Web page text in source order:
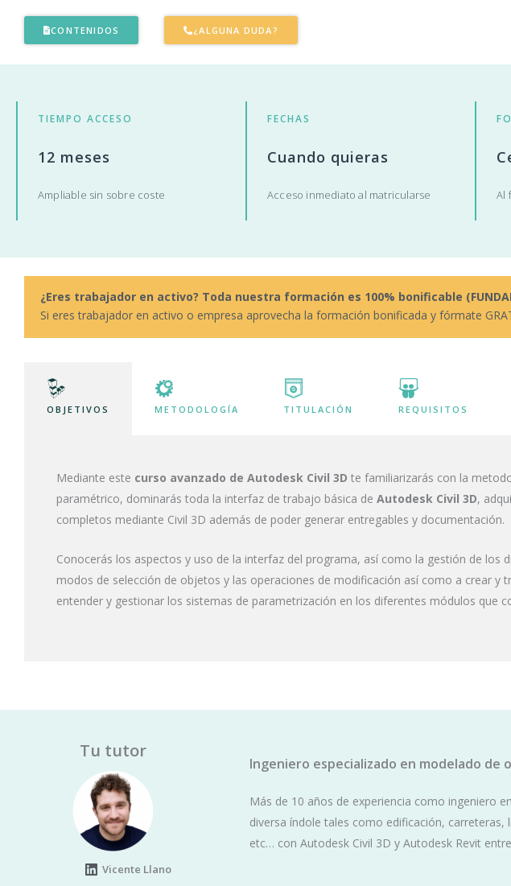
TIEMPO ACCESO
12 meses
Ampliable sin sobre coste
FECHAS
Cuando quieras
Acceso inmediato al matricularse Al
CONTENIDOS ¿ALGUNA DUDA?
¿Eres trabajador en activo? Toda nuestra formación es 100% bonificable
Si eres trabajador en activo o empresa aprovecha la formación bonificada y fórmate
OBJETIVOS METODOLOGÍA TITULACIÓN REQUISITOS
Mediante este curso avanzado de Autodesk Civil 3D te familiarizarás con la
paramétrico, dominarás toda la interfaz de trabajo básica de Autodesk Civil 3D,
completos mediante Civil 3D además de poder generar entregables y documentación.
Conocerás los aspectos y uso de la interfaz del programa, así como la gestión de los
modos de selección de objetos y las operaciones de modificación así como a crear y
entender y gestionar los sistemas de parametrización en los diferentes módulos que
Tu tutor
L
i Vicente Llano
Ingeniero especializado en modelado de
Más de 10 años de experiencia como ingeniero
diversa índole tales como edificación, carreteras,
etc… con Autodesk Civil 3D y Autodesk Revit